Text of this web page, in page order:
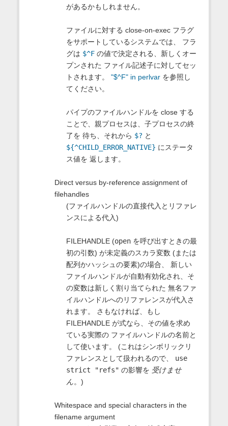
があるかもしれません。
ファイルに対する close-on-exec フラグ
をサポートしているシステムでは、 フラ
グは $^Fの値で決定される、新しくオー
プンされた ファイル記述子に対してセッ
トされます。 "$^F" in perlvarを参照し
てください。
パイプのファイルハンドルを close する
ことで、親プロセスは、子プロセスの終
了を 待ち、それから $? と
${^CHILD_ERROR_NATIVE} にステータ
ス値を 返します。
Direct versus by-reference assignment of
filehandles
(ファイルハンドルの直接代入とリファレ
ンスによる代入)
FILEHANDLE (openを呼び出すときの最
初の引数) が未定義のスカラ変数 (または
配列かハッシュの要素)の場合、 新しい
ファイルハンドルが自動有効化され、そ
の変数は新しく割り当てられた 無名ファ
イルハンドルへのリファレンスが代入さ
れます。 さもなければ、もし
FILEHANDLE が式なら、その値を求め
ている実際の ファイルハンドルの名前と
して使います。 (これはシンボリックリ
ファレンスとして扱われるので、 use
strict "refs" の影響を 受けませ
ん。)
Whitespace and special characters in the
filename argument